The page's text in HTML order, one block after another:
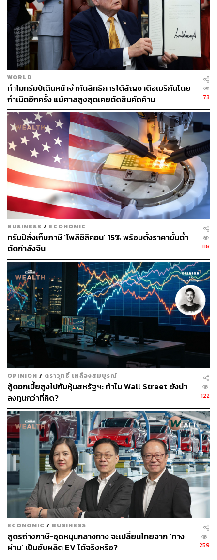
WORLD
ทำไมทรัมป์เดินหน้าจำกัดสิทธิการได้สัญชาติอเมริกันโดย
กำเนิดอีกครั้ง แม้ศาลสูงสุดเคยตัดสินคัดค้าน
73
BUSINESS / ECONOMIC
ทรัมป์สั่งเก็บภาษี ‘โพลีซิลิคอน’ 15% พร้อมตั้งราคาขั้นต่ำ
ตัดกำลังจีน
118
OPINION / ตราวุทธิ์ เหลืองสมบูรณ์
สู้ดอกเบี้ยสูงไปกับหุ้นสหรัฐฯ: ทำไม Wall Street ยังน่า
ลงทุนกว่าที่คิด?
122
ECONOMIC / BUSINESS
สูตรถ่างภาษี-อุดหนุนกลางทาง จะเปลี่ยนไทยจาก ‘ทาง
ผ่าน’ เป็นฮับผลิต EV ได้จริงหรือ?
259